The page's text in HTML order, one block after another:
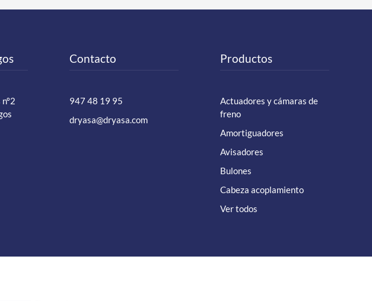
Contacto
947 48 19 95
dryasa@dryasa.com
Productos
Actuadores y cámaras de
freno
Amortiguadores
Avisadores
Bulones
Cabeza acoplamiento
Ver todos